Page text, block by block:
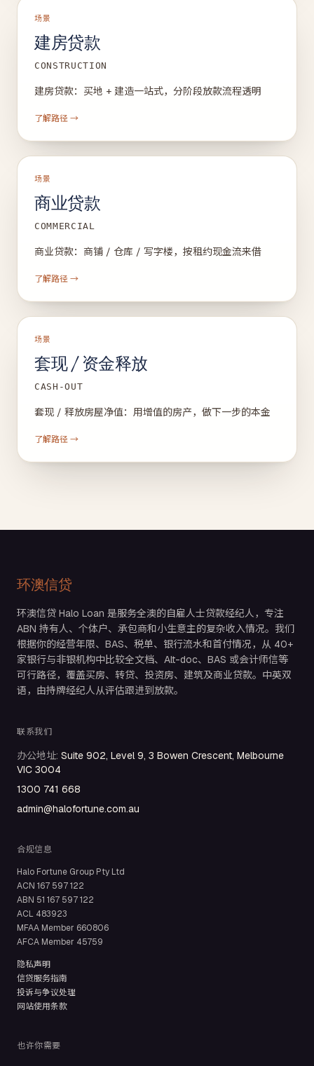
场景
建房贷款
CONSTRUCTION
建房贷款：买地 + 建造一站式，分阶段放款流程透明
了解路径 →
场景
商业贷款
COMMERCIAL
商业贷款：商铺 / 仓库 / 写字楼，按租约现金流来借
了解路径 →
场景
套现 / 资金释放
CASH-OUT
套现 / 释放房屋净值：用增值的房产，做下一步的本金
了解路径 →
环澳信贷
环澳信贷 Halo Loan 是服务全澳的自雇人士贷款经纪人，专注
ABN 持有人、个体户、承包商和小生意主的复杂收入情况。我们
根据你的经营年限、BAS、税单、银行流水和首付情况，从 40+
家银行与非银机构中比较全文档、Alt-doc、BAS 或会计师信等
可行路径，覆盖买房、转贷、投资房、建筑及商业贷款。中英双
语，由持牌经纪人从评估跟进到放款。
联系我们
办公地址: Suite 902, Level 9, 3 Bowen Crescent, Melbourne
VIC 3004
1300 741 668
admin@halofortune.com.au
合规信息
Halo Fortune Group Pty Ltd
ACN 167 597 122
ABN 51 167 597 122
ACL 483923
MFAA Member 660806
AFCA Member 45759
隐私声明
信贷服务指南
投诉与争议处理
网站使用条款
也许你需要